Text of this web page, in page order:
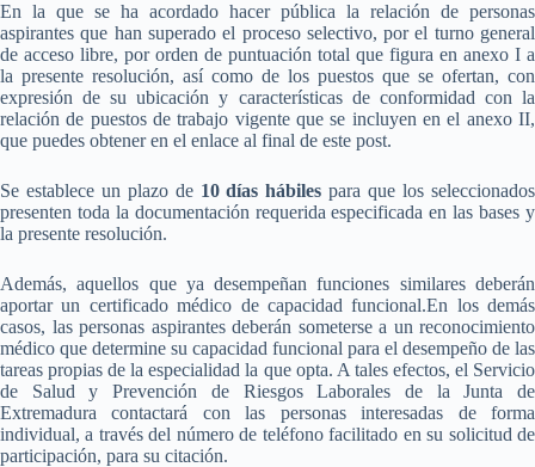
En la que se ha acordado hacer pública la relación de personas
aspirantes que han superado el proceso selectivo, por el turno general
de acceso libre, por orden de puntuación total que figura en anexo I a
la presente resolución, así como de los puestos que se ofertan, con
expresión de su ubicación y características de conformidad con la
relación de puestos de trabajo vigente que se incluyen en el anexo II,
que puedes obtener en el enlace al final de este post.
Se establece un plazo de 10 días hábiles para que los seleccionados
presenten toda la documentación requerida especificada en las bases y
la presente resolución.
Además, aquellos que ya desempeñan funciones similares deberán
aportar un certificado médico de capacidad funcional.En los demás
casos, las personas aspirantes deberán someterse a un reconocimiento
médico que determine su capacidad funcional para el desempeño de las
tareas propias de la especialidad la que opta. A tales efectos, el Servicio
de Salud y Prevención de Riesgos Laborales de la Junta de
Extremadura contactará con las personas interesadas de forma
individual, a través del número de teléfono facilitado en su solicitud de
participación, para su citación.